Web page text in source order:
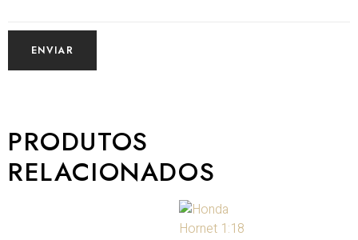
PRODUTOS
RELACIONADOS